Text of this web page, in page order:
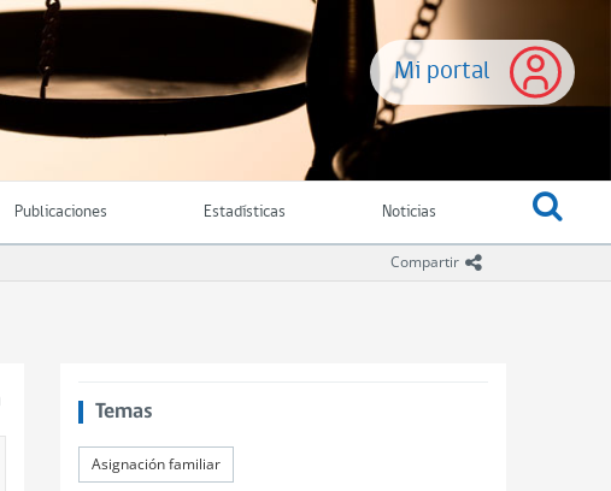
Mi portal
Publicaciones Estadísticas Noticias
Compartir icono compartir
Temas
Asignación familiar